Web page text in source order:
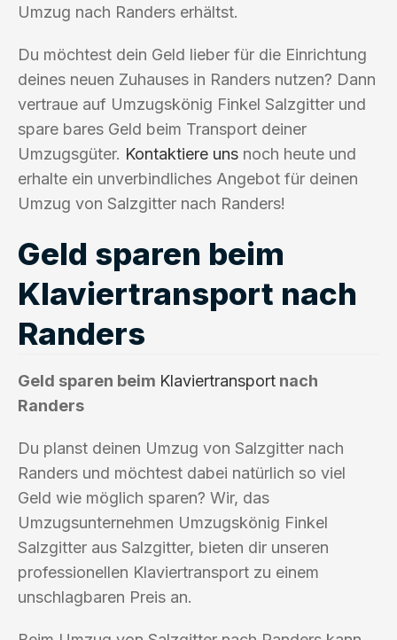
Umzug nach Randers erhältst.
Du möchtest dein Geld lieber für die Einrichtung
deines neuen Zuhauses in Randers nutzen? Dann
vertraue auf Umzugskönig Finkel Salzgitter und
spare bares Geld beim Transport deiner
Umzugsgüter. Kontaktiere uns noch heute und
erhalte ein unverbindliches Angebot für deinen
Umzug von Salzgitter nach Randers!
Geld sparen beim
Klaviertransport nach
Randers
Geld sparen beim Klaviertransport nach
Randers
Du planst deinen Umzug von Salzgitter nach
Randers und möchtest dabei natürlich so viel
Geld wie möglich sparen? Wir, das
Umzugsunternehmen Umzugskönig Finkel
Salzgitter aus Salzgitter, bieten dir unseren
professionellen Klaviertransport zu einem
unschlagbaren Preis an.